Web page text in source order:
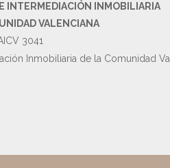
INTERMEDIACIÓN INMOBILIARIA
VALENCIANA
3041